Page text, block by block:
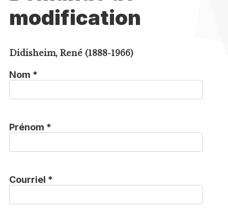
modification
Didisheim, René (1888-1966)
Nom *
Prénom *
Courriel *